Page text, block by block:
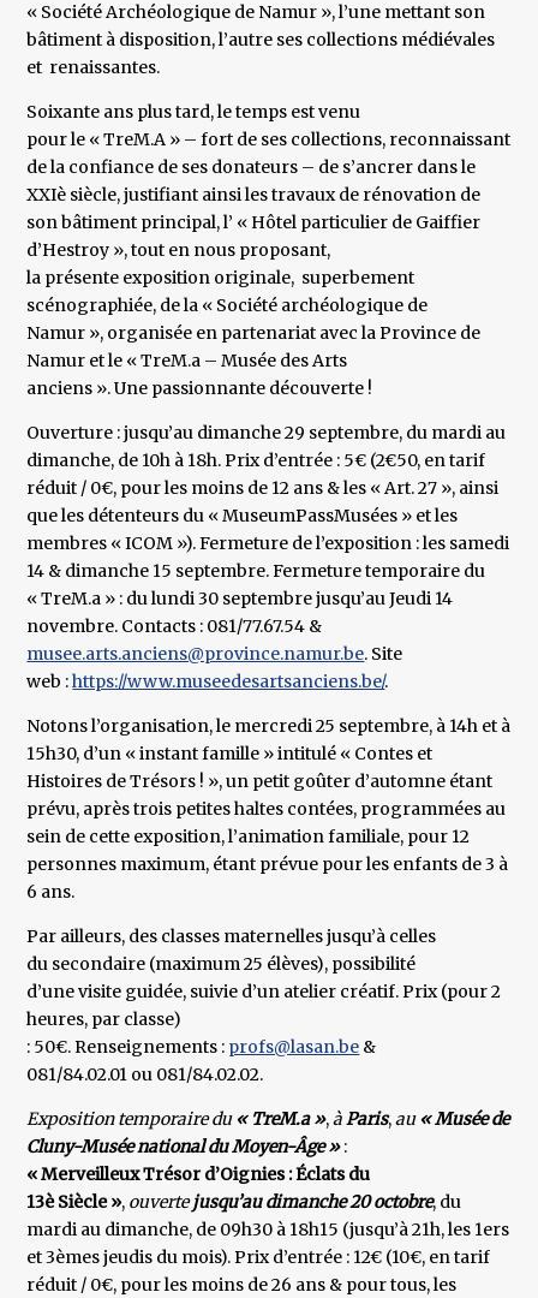
« Société Archéologique de Namur », l’une mettant son
bâtiment à disposition, l’autre ses collections médiévales
et renaissantes.
Soixante ans plus tard, le temps est venu
pour le « TreM.A » – fort de ses collections, reconnaissant
de la confiance de ses donateurs – de s’ancrer dans le
XXIè siècle, justifiant ainsi les travaux de rénovation de
son bâtiment principal, l’ « Hôtel particulier de Gaiffier
d’Hestroy », tout en nous proposant,
la présente exposition originale, superbement
scénographiée, de la « Société archéologique de
Namur », organisée en partenariat avec la Province de
Namur et le « TreM.a – Musée des Arts
anciens ». Une passionnante découverte !
Ouverture : jusqu’au dimanche 29 septembre, du mardi au
dimanche, de 10h à 18h. Prix d’entrée : 5€ (2€50, en tarif
réduit / 0€, pour les moins de 12 ans & les « Art. 27 », ainsi
que les détenteurs du « MuseumPassMusées » et les
membres « ICOM »). Fermeture de l’exposition : les samedi
14 & dimanche 15 septembre. Fermeture temporaire du
« TreM.a » : du lundi 30 septembre jusqu’au Jeudi 14
novembre. Contacts : 081/77.67.54 &
musee.arts.anciens@province.namur.be. Site
web :https://www.museedesartsanciens.be/.
Notons l’organisation, le mercredi 25 septembre, à 14h et à
15h30, d’un « instant famille » intitulé « Contes et
Histoires de Trésors ! », un petit goûter d’automne étant
prévu, après trois petites haltes contées, programmées au
sein de cette exposition, l’animation familiale, pour 12
personnes maximum, étant prévue pour les enfants de 3 à
6 ans.
Par ailleurs, des classes maternelles jusqu’à celles
du secondaire (maximum 25 élèves), possibilité
d’une visite guidée, suivie d’un atelier créatif. Prix (pour 2
heures, par classe)
: 50€. Renseignements : profs@lasan.be &
081/84.02.01 ou 081/84.02.02.
Exposition temporaire du « TreM.a »,àParis,au« Musée de
Cluny-Musée national du Moyen-Âge »:
« Merveilleux Trésor d’Oignies : Éclats du
13è Siècle », ouvertejusqu’au dimanche 20 octobre, du
mardi au dimanche, de 09h30 à 18h15 (jusqu’à 21h, les 1ers
et 3èmes jeudis du mois). Prix d’entrée : 12€ (10€, en tarif
réduit / 0€, pour les moins de 26 ans & pour tous, les